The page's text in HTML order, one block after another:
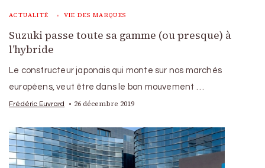
ACTUALITÉ VIE DES MARQUES
Suzuki passe toute sa gamme (ou presque) à
l’hybride
Le constructeur japonais qui monte sur nos marchés
européens, veut être dans le bon mouvement …
Frédéric Euvrard 26 décembre 2019